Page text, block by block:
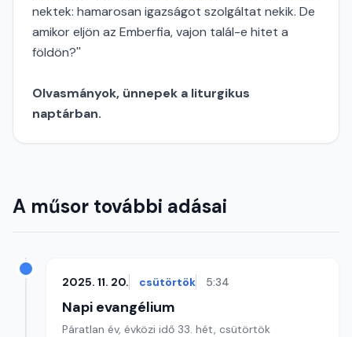
nektek: hamarosan igazságot szolgáltat nekik. De
amikor eljön az Emberfia, vajon talál-e hitet a
földön?''
Olvasmányok, ünnepek a liturgikus
naptárban.
A műsor további adásai
2025. 11. 20. csütörtök 5:34
Napi evangélium
Páratlan év, évközi idő 33. hét, csütörtök